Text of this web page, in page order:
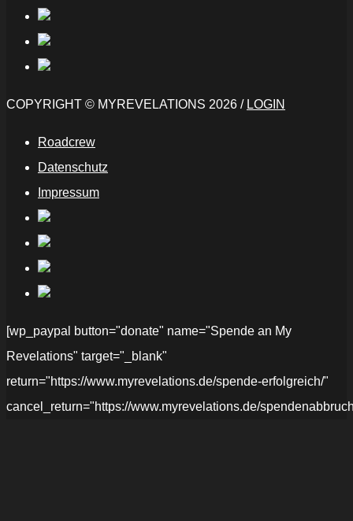
COPYRIGHT © MYREVELATIONS 2026 / LOGIN
Roadcrew
Datenschutz
Impressum
[wp_paypal button="donate" name="Spende an My
Revelations" target="_blank"
return="https://www.myrevelations.de/spende-erfolgreich/"
cancel_return="https://www.myrevelations.de/